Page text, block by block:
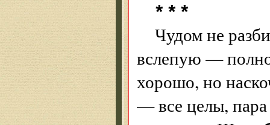
* * *
Чудом не
вслепую —
хорошо, но
— все целы, пара